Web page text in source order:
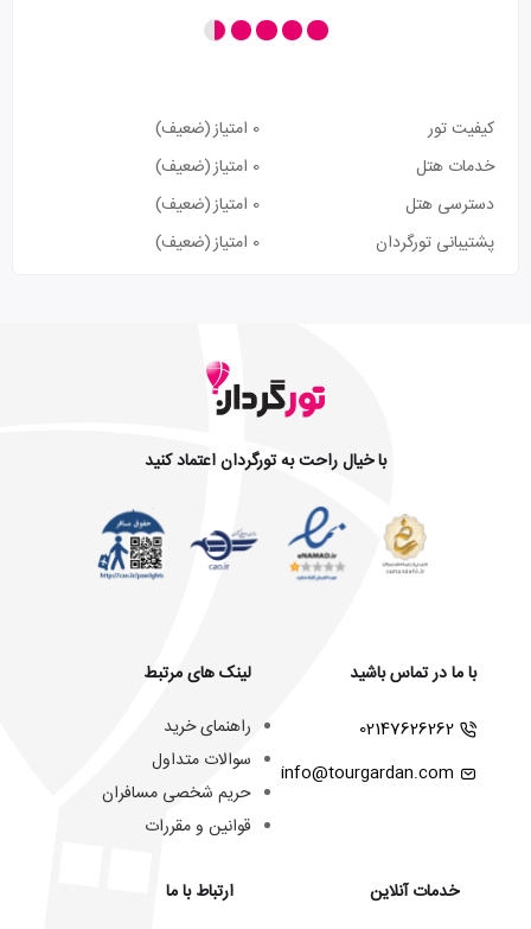
کیفیت تور 0 امتیاز
(ضعیف)
خدمات هتل
0 امتیاز
(ضعیف)
دسترسی هتل
0 امتیاز
(ضعیف)
پشتیبانی تورگردان
0 امتیاز (ضعیف)
با خیال راحت به تورگردان اعتماد کنید
با ما در تماس باشید
02147626262
info@tourgardan.com
خدمات آنلاین
لینک های مرتبط
راهنمای خرید
سوالات متداول
حریم شخصی مسافران
قوانین و مقررات
ارتباط با ما